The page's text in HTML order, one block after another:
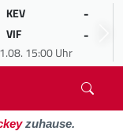
KEV -
VIF -
15:00 Uhr
zuhause.